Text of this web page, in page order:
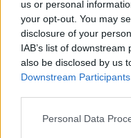
us or personal
your opt-out. You may
disclosure of your
IAB’s list of
also be disclosed by us
Downstream Participants
Personal Data
Δημοσιεύθηκε σεΕπιστήμη |
όγκοι,Προσδόκιμο Ζωής,